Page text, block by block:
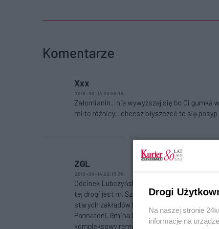
Komentarze
Xxx
2019-06-14 23:58:19
Załomianin... nie wywyższaj się bo Ci gumka
mi to różnicy... chcesz błyszczeć to się
ZGL
2019-06-14 22:13:36
Odcinek Lubczyńskiej od nowego ronda do
tej drogi jest m. Szczecin. Jest to główna
starych zakładów kablowych - obecnie
Pannatoni. Gmina Goleniów zaczyna się 300
kompleksowy remont ulicy Libczyńskiej,
Drogi
Na naszej stronie
informacje na